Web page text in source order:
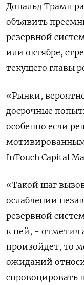
Дональд Трамп
объявить
резервной
или октябре,
текущего главы
«Рынки,
досрочные
особенно если
InTouch Capital
«Такой шаг
ослаблении
резервной
к ней, - отметил
произойдет, то
ожиданий
спровоцировать